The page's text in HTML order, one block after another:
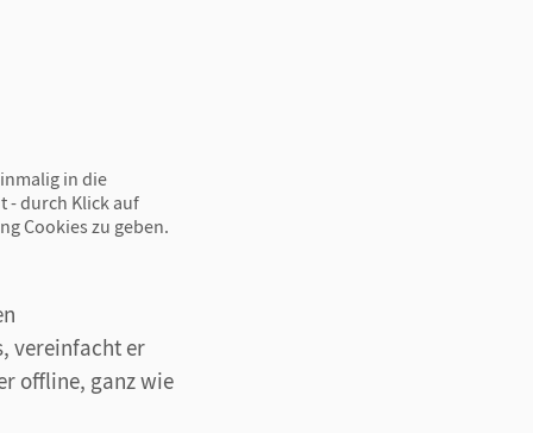
in die
- durch Klick auf
Cookies zu geben.
vereinfacht er
offline, ganz wie